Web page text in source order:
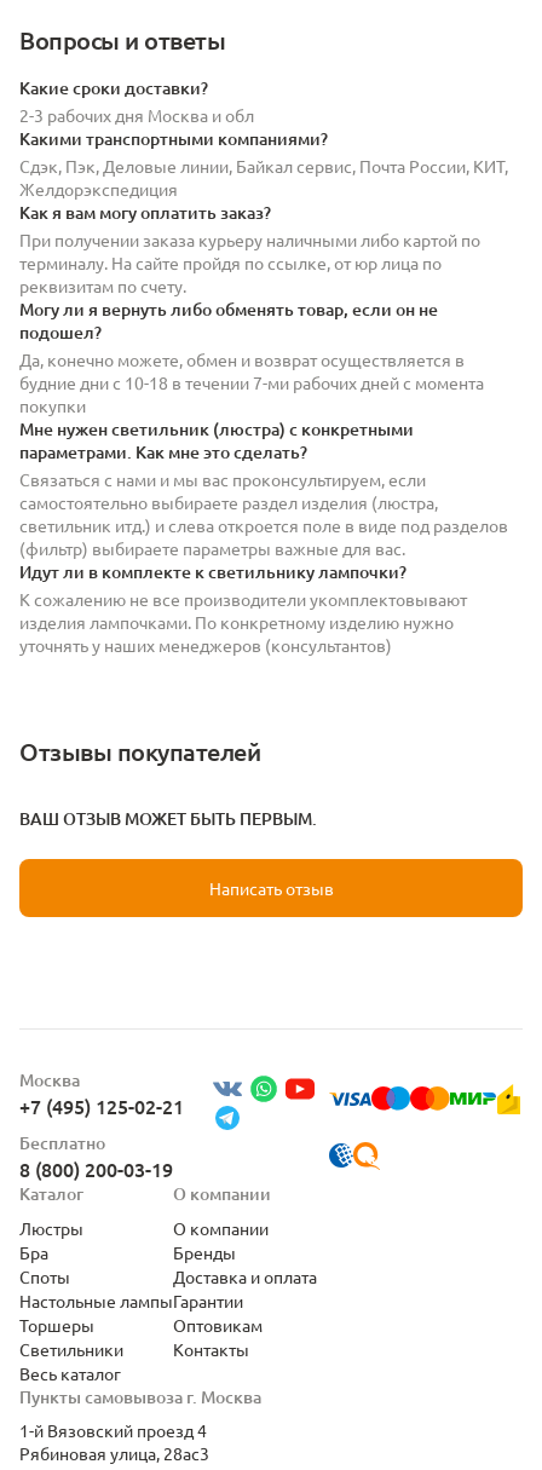
Вопросы и ответы
Какие сроки доставки?
2-3 рабочих дня Москва и обл
Какими транспортными компаниями?
Сдэк, Пэк, Деловые линии, Байкал сервис, Почта России, КИТ,
Желдорэкспедиция
Как я вам могу оплатить заказ?
При получении заказа курьеру наличными либо картой по
терминалу. На сайте пройдя по ссылке, от юр лица по
реквизитам по счету.
Могу ли я вернуть либо обменять товар, если он не
подошел?
Да, конечно можете, обмен и возврат осуществляется в
будние дни с 10-18 в течении 7-ми рабочих дней с момента
покупки
Мне нужен светильник (люстра) с конкретными
параметрами. Как мне это сделать?
Связаться с нами и мы вас проконсультируем, если
самостоятельно выбираете раздел изделия (люстра,
светильник итд.) и слева откроется поле в виде под разделов
(фильтр) выбираете параметры важные для вас.
Идут ли в комплекте к светильнику лампочки?
К сожалению не все производители укомплектовывают
изделия лампочками. По конкретному изделию нужно
уточнять у наших менеджеров (консультантов)
Отзывы покупателей
ВАШ ОТЗЫВ МОЖЕТ БЫТЬ ПЕРВЫМ.
Написать отзыв
Москва
+7 (495) 125-02-21
Бесплатно
8 (800) 200-03-19
Пункты самовывоза г. Москва
1-й Вязовский проезд 4
Рябиновая улица, 28ас3
Каталог
Люстры
Бра
Споты
Настольные лампы
Торшеры
Светильники
Весь каталог
О компании
О компании
Бренды
Доставка и оплата
Гарантии
Оптовикам
Контакты